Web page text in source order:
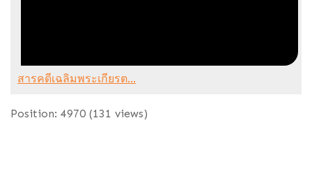
สารคดีเฉลิมพระเกียรต...
Position: 4970 (131 views)